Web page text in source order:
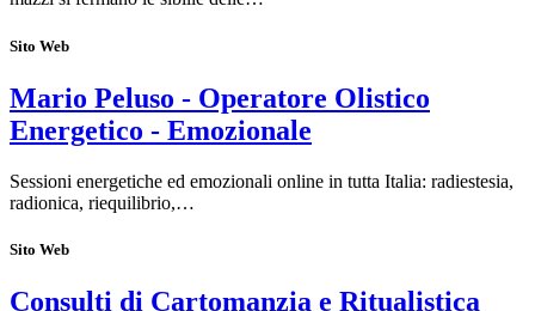
Sito Web
Mario Peluso - Operatore Olistico
Energetico - Emozionale
Sessioni energetiche ed emozionali online in tutta Italia: radiestesia,
radionica, riequilibrio,…
Sito Web
Consulti di Cartomanzia e Ritualistica